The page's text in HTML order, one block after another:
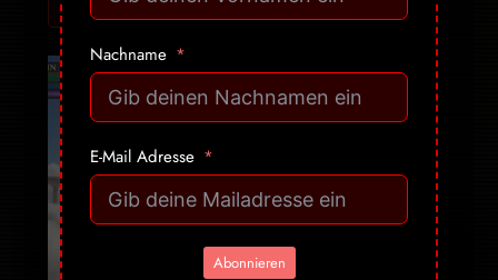
Ich will mehr! Gib mir alles ➔
Nachname
E-Mail Adresse
Abonnieren